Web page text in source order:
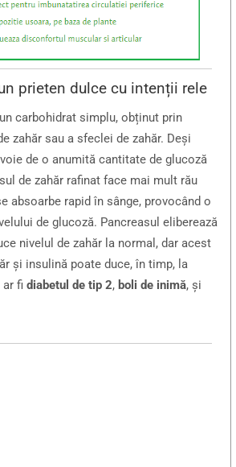
prieten dulce cu intenții rele
carbohidrat simplu, obținut prin
zahăr sau a sfeclei de zahăr. Deși
de o anumită cantitate de glucoză
de zahăr rafinat face mai mult rău
absoarbe rapid în sânge, provocând o
de glucoză. Pancreasul eliberează
nivelul de zahăr la normal, dar acest
și insulină poate duce, în timp, la
ar fidiabetul de tip 2, boli de inimă, și